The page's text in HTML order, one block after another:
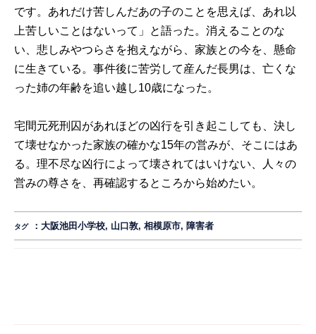
です。あれだけ苦しんだあの子のことを思えば、あれ以
上苦しいことはないって」と語った。消えることのな
い、悲しみやつらさを抱えながら、家族との今を、懸命
に生きている。事件後に苦労して産んだ長男は、亡くな
った姉の年齢を追い越し10歳になった。
宅間元死刑囚があれほどの凶行を引き起こしても、決し
て壊せなかった家族の確かな15年の営みが、そこにはあ
る。理不尽な凶行によって壊されてはいけない、人々の
営みの尊さを、再確認するところから始めたい。
タグ ：大阪池田小学校, 山口敦,相模原市, 障害者